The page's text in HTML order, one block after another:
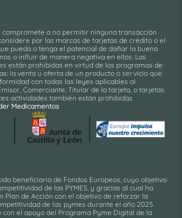
compromete a no permitir ninguna transacción
por las marcas de tarjetas de crédito o el
pueda o tenga el potencial de dañar la buena
o influir de manera negativa en ellos. Las
están prohibidas en virtud de los programas de
la venta u oferta de un producto o servicio que
con todas las leyes aplicables al
Comerciante, Titular de la tarjeta, o tarjetas.
actividades también están prohibidas
Medicamentos
beneficiaria de Fondos Europeos, cuyo objetivo
de las PYMES, y gracias al cual ha
Plan de Acción con el objetivo de reforzar la
de las pymes durante el año 2025.
con el apoyo del Programa Pyme Digital de la